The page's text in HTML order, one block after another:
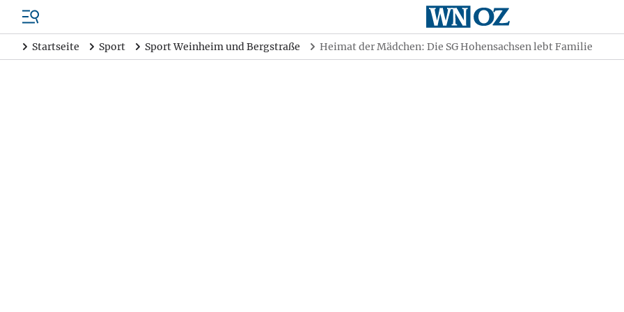
Startseite Sport Sport Weinheim und Bergstraße Heimat der Mädchen: Die SG Hohensachsen lebt Familie